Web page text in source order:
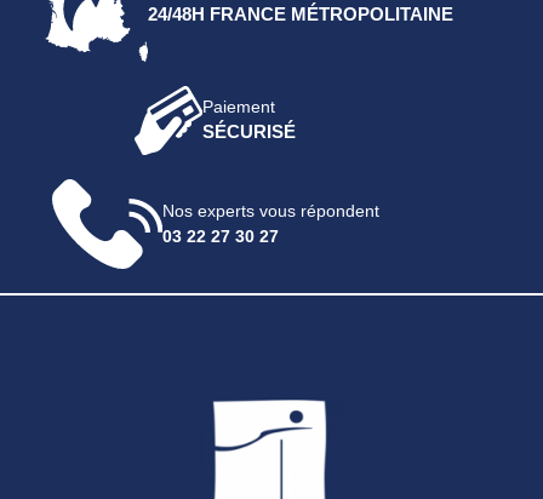
24/48H FRANCE MÉTROPOLITAINE
Paiement
SÉCURISÉ
Nos experts vous répondent
03 22 27 30 27